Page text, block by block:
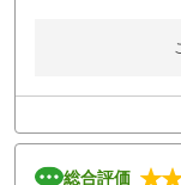
総合評価